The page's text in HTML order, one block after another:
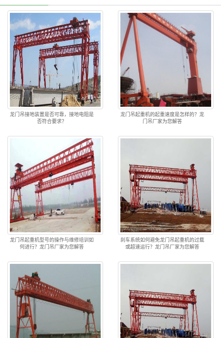
龙门吊接地装置是否可靠，接地电阻是
否符合要求？
龙门吊起重机的起重速度是怎样的？龙
门吊厂家为您解答
龙门吊起重机型号的操作与维修培训如
何进行？龙门吊厂家为您解答
刹车系统如何避免龙门吊起重机的过载
或超速运行？龙门吊厂家为您解答